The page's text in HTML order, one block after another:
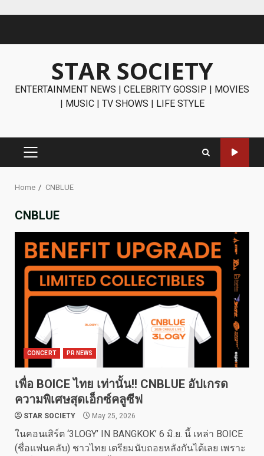
STAR SOCIETY
ENTERTAINMENT NEWS | CELEBRITY GOSSIP | MOVIES
| MUSIC | TV SHOWS | LIFE STYLE
PRIMARY
Home CNBLUE
CNBLUE
CONCERT PR NEWS
เพื่อ BOICE ไทย เท่านั้น!! CNBLUE อัปเกรด
ความพิเศษสุดเอ็กซ์คลูซีฟ
STAR SOCIETY May 25, 2026
ในคอนเสิร์ต ‘3LOGY’ IN BANGKOK’ 6 มิ.ย. นี้ เหล่า BOICE
(ชื่อแฟนคลับ) ชาวไทย เตรียมนับถอยหลังกันได้เลย เพราะ